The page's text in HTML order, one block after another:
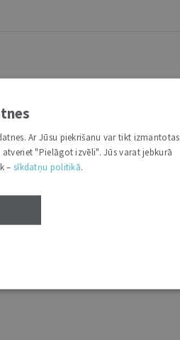
Ar Jūsu piekrišanu var tikt izmantotas
"Pielāgot izvēli". Jūs varat jebkurā
– sīkdatņu politikā.